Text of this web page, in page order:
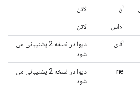
آن لاتن
ام‌اس لاتن
آقای
دیوا در نسخه 2 پشتیبانی می
شود
ne
دیوا در نسخه 2 پشتیبانی می
شود